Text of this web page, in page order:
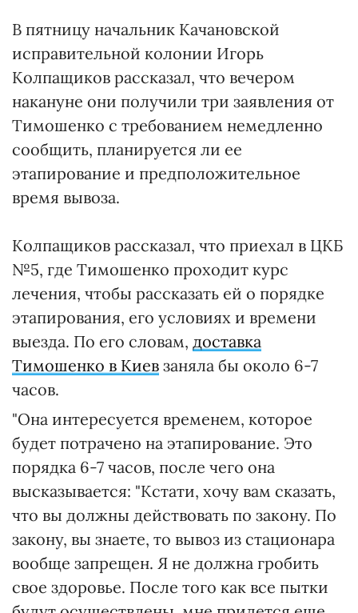
В пятницу начальник Качановской
исправительной колонии Игорь
Колпащиков рассказал, что вечером
накануне они получили три заявления от
Тимошенко с требованием немедленно
сообщить, планируется ли ее
этапирование и предположительное
время вывоза.
Колпащиков рассказал, что приехал в ЦКБ
№5, где Тимошенко проходит курс
лечения, чтобы рассказать ей о порядке
этапирования, его условиях и времени
выезда. По его словам, доставка
Тимошенко в Киев заняла бы около 6-7
часов.
"Она интересуется временем, которое
будет потрачено на этапирование. Это
порядка 6-7 часов, после чего она
высказывается: "Кстати, хочу вам сказать,
что вы должны действовать по закону. По
закону, вы знаете, то вывоз из стационара
вообще запрещен. Я не должна гробить
свое здоровье. После того как все пытки